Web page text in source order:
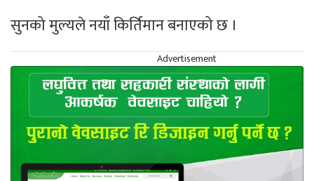
सुनको मुल्यले नयाँ किर्तिमान बनाएको छ ।